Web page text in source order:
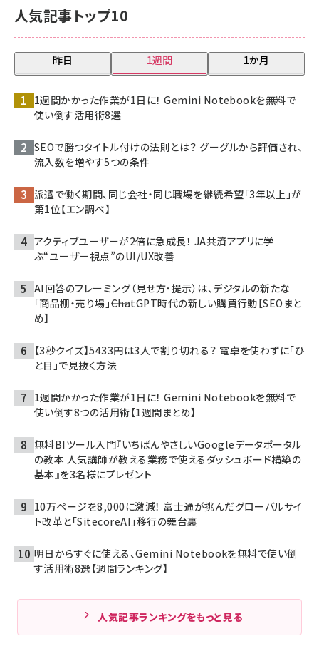
人気記事トップ10
昨日 1週間 1か月
1週間かかった作業が1日に！ Gemini Notebookを無料で
使い倒す活用術8選
SEOで勝つタイトル付けの法則とは？ グーグルから評価され、
流入数を増やす5つの条件
派遣で働く期間、同じ会社・同じ職場を継続希望「3年以上」が
第1位【エン調べ】
アクティブユーザーが2倍に急成長！ JA共済アプリに学
ぶ“ユーザー視点”のUI/UX改善
AI回答のフレーミング（見せ方・提示）は、デジタルの新たな
「商品棚・売り場」――ChatGPT時代の新しい購買行動【SEOまと
め】
【3秒クイズ】5433円は3人で割り切れる？ 電卓を使わずに「ひ
と目」で見抜く方法
1週間かかった作業が1日に！ Gemini Notebookを無料で
使い倒す8つの活用術【1週間まとめ】
無料BIツール入門『いちばんやさしいGoogleデータポータル
の教本 人気講師が教える業務で使えるダッシュボード構築の
基本』を3名様にプレゼント
10万ページを8,000に激減！ 富士通が挑んだグローバルサイ
ト改革と「SitecoreAI」移行の舞台裏
明日からすぐに使える、Gemini Notebookを無料で使い倒
す活用術8選【週間ランキング】
人気記事ランキングをもっと見る